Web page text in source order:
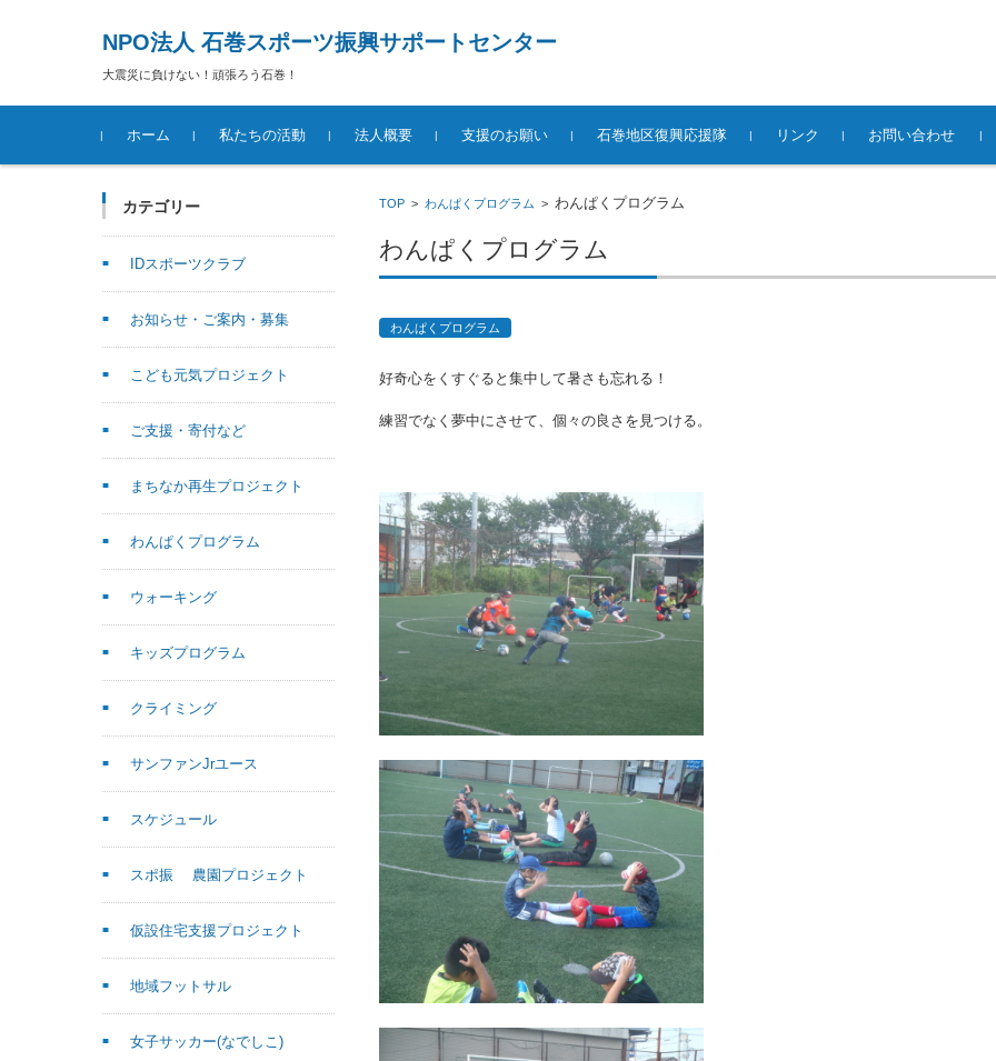
NPO法人 石巻スポーツ振興サポートセンター
大震災に負けない！頑張ろう石巻！
コンテンツに移動
ホーム
私たちの活動 法人概要 支援のお願い 石巻地区復興応援隊 リンク お問い合わせ
TOP> わんぱくプログラム > わんぱくプログラム
わんぱくプログラム
わんぱくプログラム
好奇心をくすぐると集中して暑さも忘れる！
練習でなく夢中にさせて、個々の良さを見つける。
カテゴリー
IDスポーツクラブ
お知らせ・ご案内・募集
こども元気プロジェクト
ご支援・寄付など
まちなか再生プロジェクト
わんぱくプログラム
ウォーキング
キッズプログラム
クライミング
サンファンJrユース
スケジュール
スポ振 農園プロジェクト
仮設住宅支援プロジェクト
地域フットサル
女子サッカー(なでしこ)